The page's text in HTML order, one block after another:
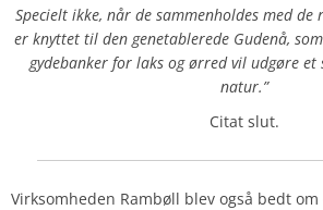
Specielt ikke, når de sammenholdes med
er knyttet til den genetablerede Gudenå,
gydebanker for laks og ørred vil udgøre
natur.”
Citat slut.
Virksomheden Rambøll blev også bedt